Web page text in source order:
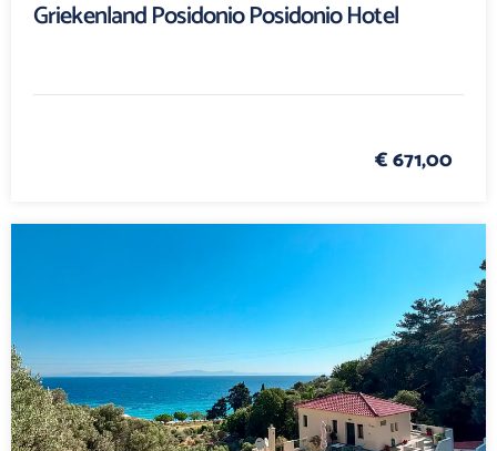
Griekenland Posidonio Posidonio Hotel
€ 671,00